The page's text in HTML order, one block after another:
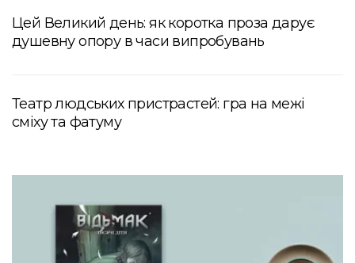
Цей Великий день: як коротка проза дарує
душевну опору в часи випробувань
Театр людських пристрастей: гра на межі
сміху та фатуму